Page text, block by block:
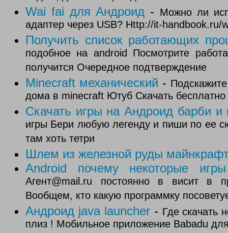
Wai fai для Андроид - Можно ли
адаптер через USB? Http://it-handbook.ru/
Получить список работающих
подобное на android Посмотрите
получится Очередное подтверждение
Minecraft механический -
дома в minecraft Ютуб Скачать
Скачать игры на Андроид барби и
игры Бери любую легенду и пиши по ее
там хоть тетри
Шлем из железной руды
Android почему некоторые
Агент@mail.ru постоянно в висит в
Вообщем, кто какую программку
Андроид java launcher- Где скачать
плиз ! Мобильное приложение Babadu